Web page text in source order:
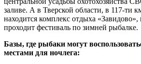
заливе. А в Тверской области, в 117-ти
находится комплекс отдыха
проходит фестиваль по зимней рыбалке.
Базы, где рыбаки могут
местами для ночлега: